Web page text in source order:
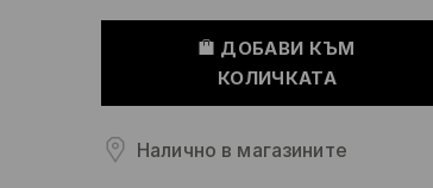
ДОБАВИ КЪМ
КОЛИЧКАТА
Налично в магазините